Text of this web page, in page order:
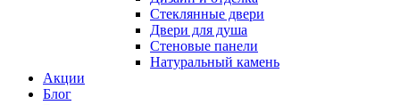
Стеклянные двери
Двери для душа
Стеновые панели
Натуральный камень
Акции
Блог